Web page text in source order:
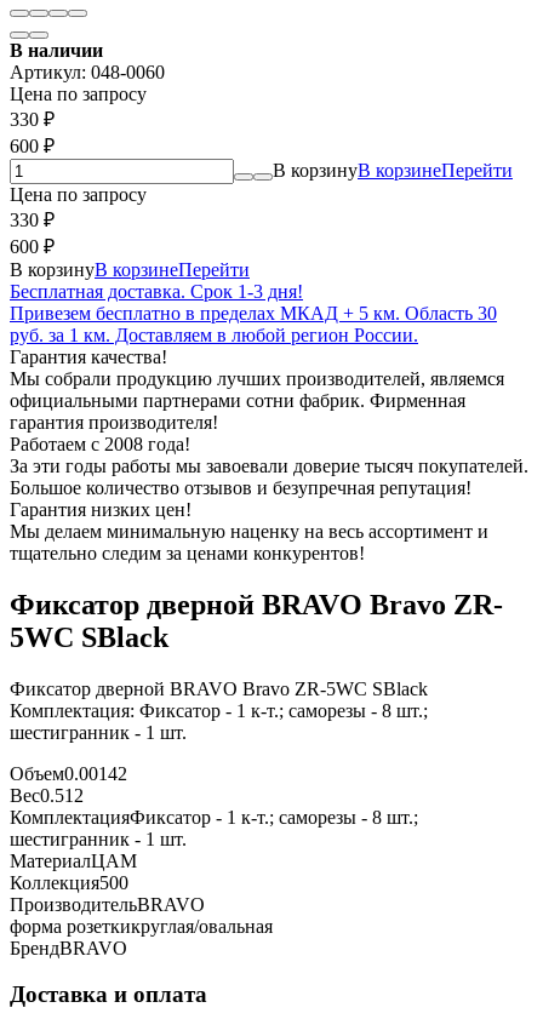
В наличии
Артикул: 048-0060
Цена по запросу
330 ₽
600 ₽
В корзинуВ корзинеПерейти
Цена по запросу
330 ₽
600 ₽
В корзинуВ корзинеПерейти
Бесплатная доставка. Срок 1-3 дня!
Привезем бесплатно в пределах МКАД + 5 км. Область 30
руб. за 1 км. Доставляем в любой регион России.
Гарантия качества!
Мы собрали продукцию лучших производителей, являемся
официальными партнерами сотни фабрик. Фирменная
гарантия производителя!
Работаем с 2008 года!
За эти годы работы мы завоевали доверие тысяч покупателей.
Большое количество отзывов и безупречная репутация!
Гарантия низких цен!
Мы делаем минимальную наценку на весь ассортимент и
тщательно следим за ценами конкурентов!
Фиксатор дверной BRAVO Bravo ZR-
5WC SBlack
Фиксатор дверной BRAVO Bravo ZR-5WC SBlack
Комплектация: Фиксатор - 1 к-т.; саморезы - 8 шт.;
шестигранник - 1 шт.
Объем0.00142
Вес0.512
КомплектацияФиксатор - 1 к-т.; саморезы - 8 шт.;
шестигранник - 1 шт.
МатериалЦАМ
Коллекция500
ПроизводительBRAVO
форма розеткикруглая/овальная
БрендBRAVO
Доставка и оплата